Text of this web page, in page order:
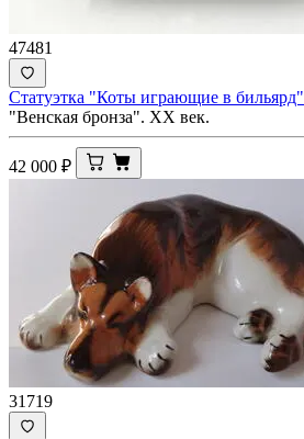
47481
Статуэтка "Коты играющие в бильярд"
"Венская бронза". XX век.
42 000 ₽
31719